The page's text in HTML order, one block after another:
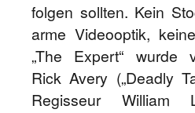
folgen sollten. Kein
arme Videooptik,
„The Expert“ wurde
Rick Avery („Deadly
Regisseur William